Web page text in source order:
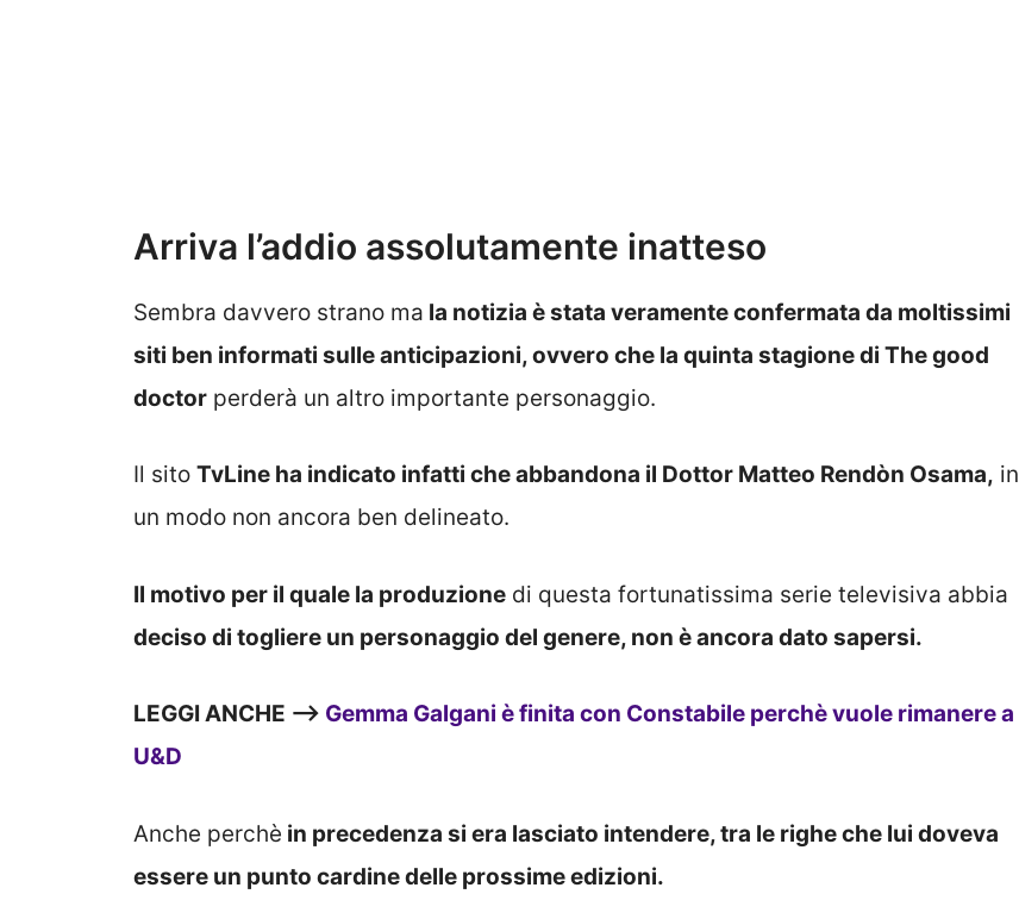
Arriva l’addio assolutamente inatteso
Sembra davvero strano ma la notizia è stata veramente confermata da moltissimi
siti ben informati sulle anticipazioni, ovvero che la quinta stagione di The good
doctor perderà un altro importante personaggio.
Il sito TvLine ha indicato infatti che abbandona il Dottor Matteo Rendòn Osama, in
un modo non ancora ben delineato.
Il motivo per il quale la produzione di questa fortunatissima serie televisiva abbia
deciso di togliere un personaggio del genere, non è ancora dato sapersi.
LEGGI ANCHE —> Gemma Galgani è finita con Constabile perchè vuole rimanere a
U&D
Anche perchè in precedenza si era lasciato intendere, tra le righe che lui doveva
essere un punto cardine delle prossime edizioni.